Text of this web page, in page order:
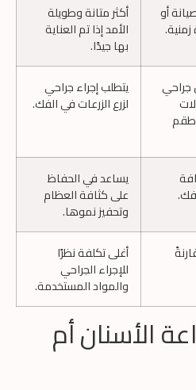
أو
زمنية.
أكثر متانة وطويلة
الأمد إذا تم العناية
بها جيدًا.
جراحي يتطلب إجراء جراحي
لزرع الزرعات في الفك.
يساعد في الحفاظ
على كثافة العظام
وتحفيز نموها.
أغلى تكلفة نظرًا
للإجراء الجراحي
والمواد المستخدمة.
الأسنان أم